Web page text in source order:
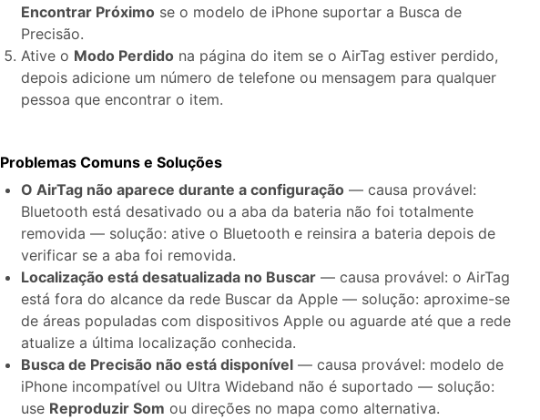
Encontrar Próximo se o modelo de iPhone suportar a Busca de
Precisão.
Ative o Modo Perdido na página do item se o AirTag estiver perdido,
depois adicione um número de telefone ou mensagem para qualquer
pessoa que encontrar o item.
Problemas Comuns e Soluções
O AirTag não aparece durante a configuração — causa provável:
Bluetooth está desativado ou a aba da bateria não foi totalmente
removida — solução: ative o Bluetooth e reinsira a bateria depois de
verificar se a aba foi removida.
Localização está desatualizada no Buscar — causa provável: o AirTag
está fora do alcance da rede Buscar da Apple — solução: aproxime-se
de áreas populadas com dispositivos Apple ou aguarde até que a rede
atualize a última localização conhecida.
Busca de Precisão não está disponível — causa provável: modelo de
iPhone incompatível ou Ultra Wideband não é suportado — solução:
use Reproduzir Som ou direções no mapa como alternativa.